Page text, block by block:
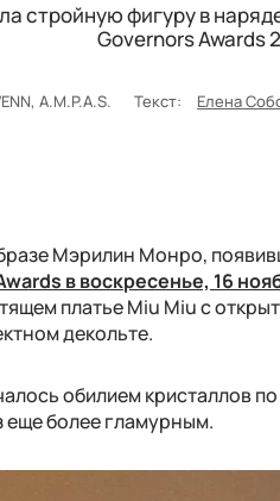
стройную фигуру в
Governors Awards
A.M.P.A.S. Текст: Елена
Мэрилин Монро,
в воскресенье, 16
платье Miu Miu с
декольте.
обилием кристаллов
еще более гламурным.